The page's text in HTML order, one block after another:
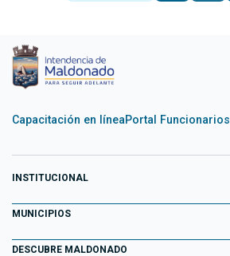
Capacitación en líneaPortal Funcionarios
INSTITUCIONAL
Equipo de Gobierno
Primeros 100 días
MUNICIPIOS
Aiguá
DESCUBRE MALDONADO